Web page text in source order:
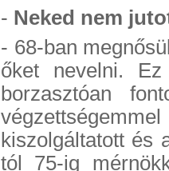
- Neked nem
- 68-ban
őket nevelni.
borzasztóan
kiszolgáltatott és
tól 75-ig